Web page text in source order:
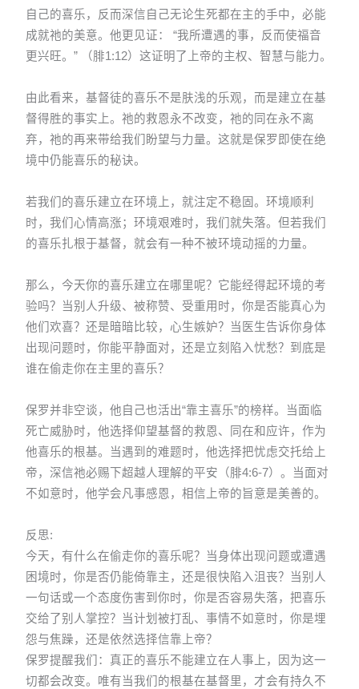
自己的喜乐，反而深信自己无论生死都在主的手中，必能
成就祂的美意。他更见证： “我所遭遇的事，反而使福音
更兴旺。” （腓1:12）这证明了上帝的主权、智慧与能力。
由此看来，基督徒的喜乐不是肤浅的乐观，而是建立在基
督得胜的事实上。祂的救恩永不改变，祂的同在永不离
弃，祂的再来带给我们盼望与力量。这就是保罗即使在绝
境中仍能喜乐的秘诀。
若我们的喜乐建立在环境上，就注定不稳固。环境顺利
时，我们心情高涨；环境艰难时，我们就失落。但若我们
的喜乐扎根于基督，就会有一种不被环境动摇的力量。
那么，今天你的喜乐建立在哪里呢？它能经得起环境的考
验吗？当别人升级、被称赞、受重用时，你是否能真心为
他们欢喜？还是暗暗比较，心生嫉妒？当医生告诉你身体
出现问题时，你能平静面对，还是立刻陷入忧愁？到底是
谁在偷走你在主里的喜乐？
保罗并非空谈，他自己也活出“靠主喜乐”的榜样。当面临
死亡威胁时，他选择仰望基督的救恩、同在和应许，作为
他喜乐的根基。当遇到的难题时，他选择把忧虑交托给上
帝，深信祂必赐下超越人理解的平安（腓4:6-7）。当面对
不如意时，他学会凡事感恩，相信上帝的旨意是美善的。
反思:
今天，有什么在偷走你的喜乐呢？当身体出现问题或遭遇
困境时，你是否仍能倚靠主，还是很快陷入沮丧？当别人
一句话或一个态度伤害到你时，你是否容易失落，把喜乐
交给了别人掌控？当计划被打乱、事情不如意时，你是埋
怨与焦躁，还是依然选择信靠上帝？
保罗提醒我们：真正的喜乐不能建立在人事上，因为这一
切都会改变。唯有当我们的根基在基督里，才会有持久不